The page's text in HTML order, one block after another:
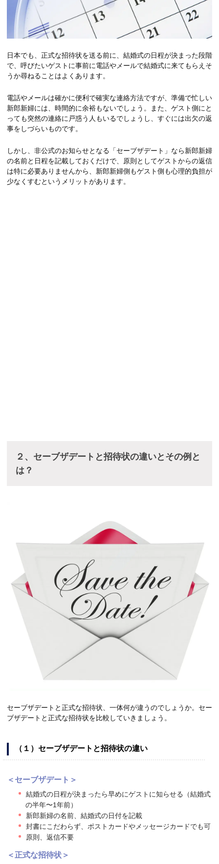
日本でも、正式な招待状を送る前に、結婚式の日程が決まった段階
で、呼びたいゲストに事前に電話やメールで結婚式に来てもらえそ
うか尋ねることはよくあります。
電話やメールは確かに便利で確実な連絡方法ですが、準備で忙しい
新郎新婦には、時間的に余裕もないでしょう。また、ゲスト側にと
っても突然の連絡に戸惑う人もいるでしょうし、すぐには出欠の返
事をしづらいものです。
しかし、非公式のお知らせとなる「セーブザデート」なら新郎新婦
の名前と日程を記載しておくだけで、原則としてゲストからの返信
は特に必要ありませんから、新郎新婦側もゲスト側も心理的負担が
少なくすむというメリットがあります。
２、セーブザデートと招待状の違いとその例と
は？
セーブザデートと正式な招待状、一体何が違うのでしょうか。セー
ブザデートと正式な招待状を比較していきましょう。
（１）セーブザデートと招待状の違い
＜セーブザデート＞
結婚式の日程が決まったら早めにゲストに知らせる（結婚式
の半年〜1年前）
新郎新婦の名前、結婚式の日付を記載
封書にこだわらず、ポストカードやメッセージカードでも可
原則、返信不要
＜正式な招待状＞